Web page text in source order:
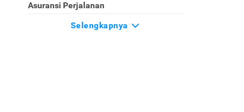
Asuransi Perjalanan
Selengkapnya